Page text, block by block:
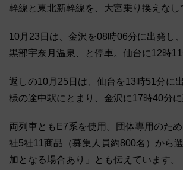
幹線と東北新幹線を、大宮乗り換えなし
10月23日は、金沢を08時06分に出発し
黒部宇奈月温泉、と停車。仙台に12時11
返しの10月25日は、仙台を13時51分に
様の途中駅にとまり、金沢に17時40分に
両列車ともE7系を使用。団体専用のた
社5社11商品（募集人員約800名）から
加となる場合あり」とも伝えています。